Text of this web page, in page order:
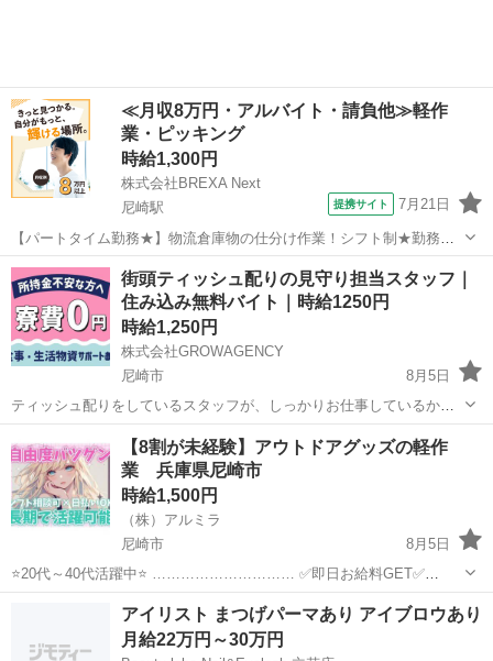
≪月収8万円・アルバイト・請負他≫軽作
業・ピッキング
時給1,300円
株式会社BREXA Next
尼崎駅
提携サイト 7月21日
【パートタイム勤務★】物流倉庫物の仕分け作業！シフト制★勤務時
間など柔軟に対応できます◎20～40代の男女活躍中！正社員登用あ
り！残業少なめ！《兵庫県尼崎市》 人気の工場のお仕事 ◇物流倉庫物
の仕分け作業◇ ・物流倉庫に...
兵庫 尼崎市 尼崎駅 その他
街頭ティッシュ配りの見守り担当スタッフ｜
住み込み無料バイト｜時給1250円
時給1,250円
株式会社GROWAGENCY
尼崎市
8月5日
ティッシュ配りをしているスタッフが、しっかりお仕事しているかを
監視するお仕事！ カンタンな業務内容なので、1日でお仕事内容覚え
ちゃいます(笑) レアなお仕事なので周りの友達にネタ話になります(´∀
｀))ｹﾗｹﾗ ...
その他 時給
【8割が未経験】アウトドアグッズの軽作
業 兵庫県尼崎市
時給1,500円
（株）アルミラ
尼崎市
8月5日
⭐20代～40代活躍中⭐ ………………………… ✅即日お給料GET✅
………………………… 日払い制度で 働いた分のお金は即GET可能⭕ 1
日でも 早くお金が欲しい方には 嬉しい制度ですよね！ ...
倉庫 給料
アイリスト まつげパーマあり アイブロウあり
月給22万円～30万円